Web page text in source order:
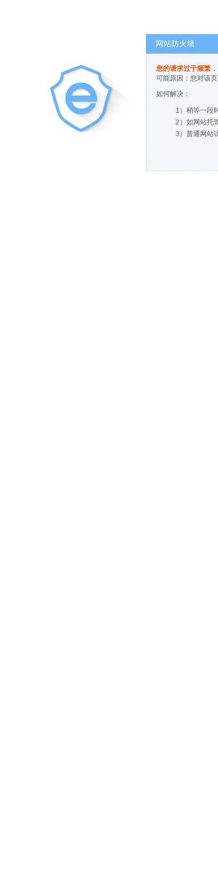
网站防火墙
您的请求过于频繁
可能原因：您对该
如何解决：
1）稍等一段
2）如网站托
3）普通网站